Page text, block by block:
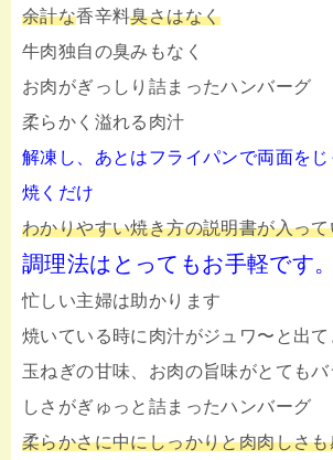
余計な香辛料臭さはなく
牛肉独自の臭みもなく
お肉がぎっしり詰まったハンバーグ
柔らかく溢れる肉汁
解凍し、あとはフライパンで両面をじ
焼くだけ
わかりやすい焼き方の説明書が入っ
調理法はとってもお手軽です。
忙しい主婦は助かります
焼いている時に肉汁がジュワ〜と出
玉ねぎの甘味、お肉の旨味がとても
しさがぎゅっと詰まったハンバーグ
柔らかさに中にしっかりと肉肉しさ